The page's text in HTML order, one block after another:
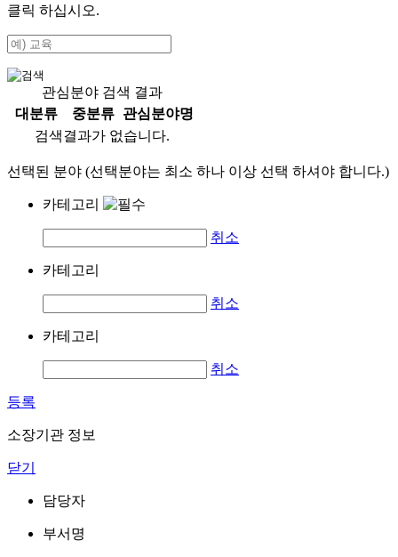
클릭 하십시오.
관심분야 검색 결과
대분류
중분류
관심분야명
검색결과가 없습니다.
선택된 분야 (선택분야는 최소 하나 이상 선택 하셔야 합니다.)
카테고리
취소
카테고리
취소
카테고리
취소
등록
소장기관 정보
닫기
담당자
부서명